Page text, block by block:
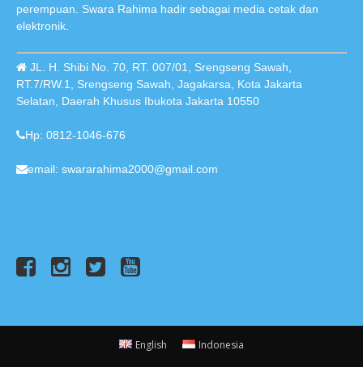
perempuan. Swara Rahima hadir sebagai media cetak dan
elektronik.
JL. H. Shibi No. 70, RT. 007/01, Srengseng Sawah,
RT.7/RW.1, Srengseng Sawah, Jagakarsa, Kota Jakarta
Selatan, Daerah Khusus Ibukota Jakarta 10550
Hp: 0812-1046-676
email: swararahima2000@gmail.com
English Indonesia